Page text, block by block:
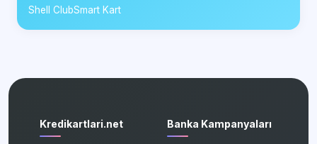
Shell ClubSmart Kart
Kredikartlari.net Banka Kampanyaları